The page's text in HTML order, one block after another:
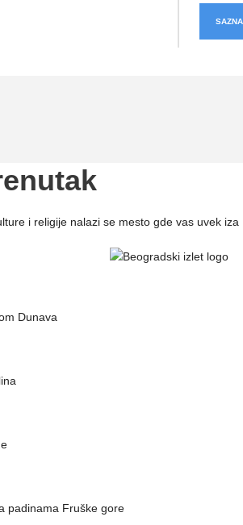
i religije nalazi se mesto gde vas uvek